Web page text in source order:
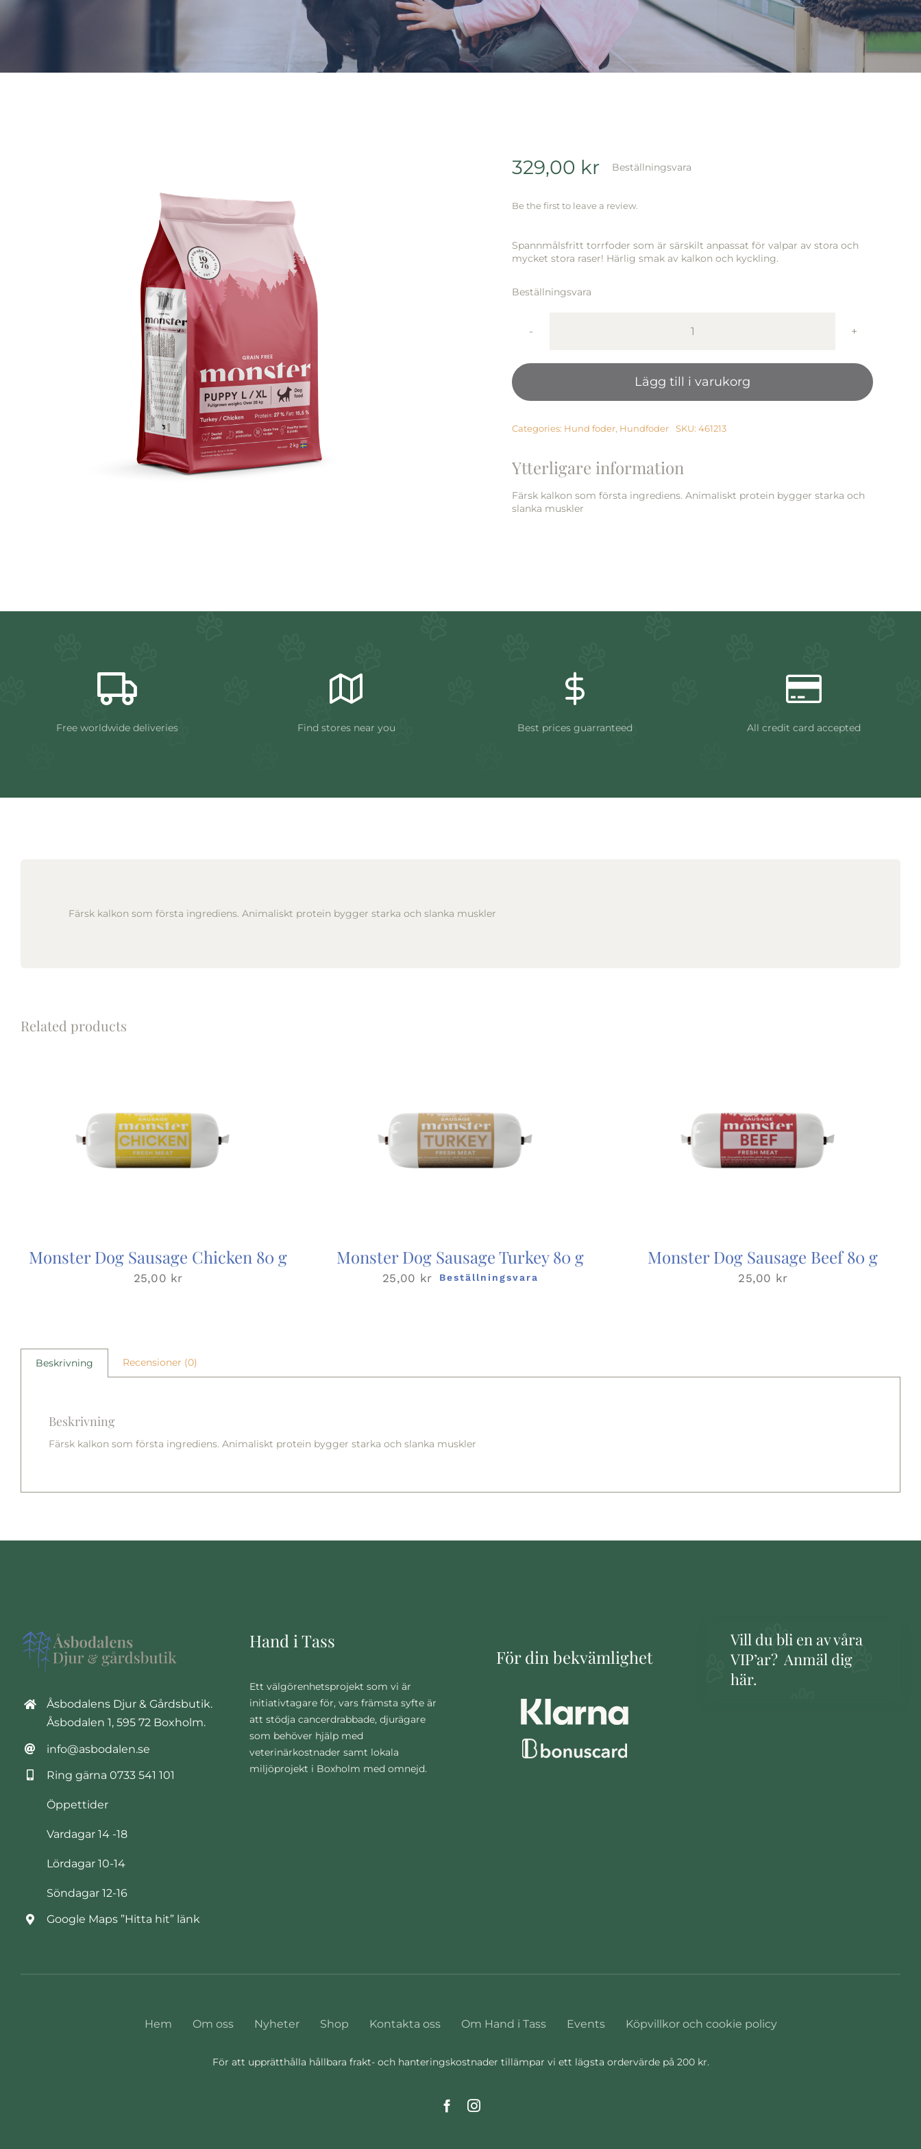
329,00 kr Beställningsvara
Be the first to leave a review.
Spannmålsfritt torrfoder som är särskilt anpassat för valpar av stora och
mycket stora raser! Härlig smak av kalkon och kyckling.
Beställningsvara
Monster
GF
Puppy
L/XL
2
Lägg till i varukorg
Categories: Hund foder, Hundfoder SKU: 461213
Ytterligare information
Färsk kalkon som första ingrediens. Animaliskt protein bygger starka och
slanka muskler
Free worldwide deliveries Find stores near you Best prices guarranteed All credit card accepted
Färsk kalkon som första ingrediens. Animaliskt protein bygger starka och slanka muskler
Related products
Monster Dog Sausage Chicken 80 g
25,00 kr
Monster Dog Sausage Turkey 80 g
25,00 kr Beställningsvara
Monster Dog Sausage Beef 80 g
25,00 kr
Beskrivning Recensioner (0)
Beskrivning
Färsk kalkon som första ingrediens. Animaliskt protein bygger starka och slanka muskler
Åsbodalens Djur & Gårdsbutik.
Åsbodalen 1, 595 72 Boxholm.
info@asbodalen.se
Ring gärna 0733 541 101
Öppettider
Vardagar 14 -18
Lördagar 10-14
Söndagar 12-16
Google Maps ”Hitta hit” länk
Hand i Tass
Ett välgörenhetsprojekt som vi är
initiativtagare för, vars främsta syfte är
att stödja cancerdrabbade, djurägare
som behöver hjälp med
veterinärkostnader samt lokala
miljöprojekt i Boxholm med omnejd.
För din bekvämlighet
Vill du bli en av våra
VIP’ar? Anmäl dig
här.
Hem Om oss Nyheter Shop Kontakta oss Om Hand i Tass Events Köpvillkor och cookie policy
För att upprätthålla hållbara frakt- och hanteringskostnader tillämpar vi ett lägsta ordervärde på 200 kr.